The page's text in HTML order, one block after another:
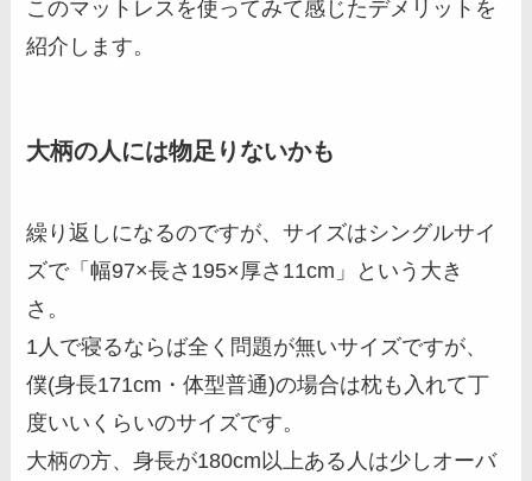
このマットレスを使ってみて感じたデメリットを
紹介します。
大柄の人には物足りないかも
繰り返しになるのですが、サイズはシングルサイ
ズで「幅97×長さ195×厚さ11cm」という大き
さ。
1人で寝るならば全く問題が無いサイズですが、
僕(身長171cm・体型普通)の場合は枕も入れて丁
度いいくらいのサイズです。
大柄の方、身長が180cm以上ある人は少しオーバ